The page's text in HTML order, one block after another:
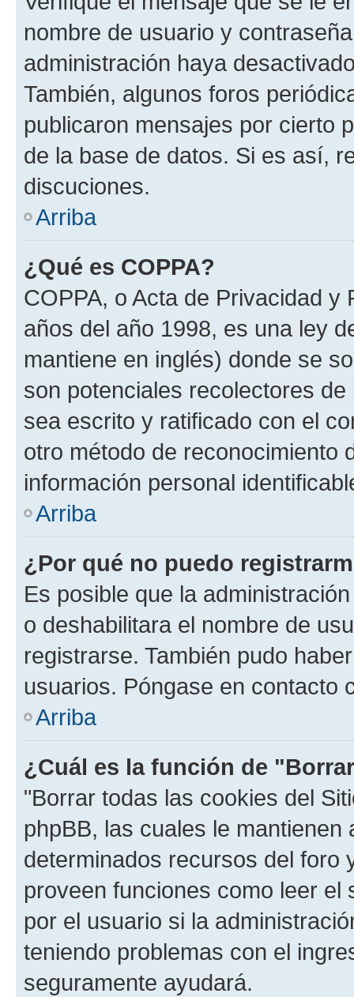
nombre de usuario y
administración haya
También, algunos foros
publicaron mensajes por cierto
de la base de datos. Si es así,
discuciones.
Arriba
¿Qué es COPPA?
COPPA, o Acta de Privacidad
años del año 1998, es una ley
mantiene en inglés) donde se
son potenciales recolectores
sea escrito y ratificado con el
otro método de reconocimiento
información personal
Arriba
¿Por qué no puedo
Es posible que la
o deshabilitara el nombre de
registrarse. También pudo
usuarios. Póngase en contacto
Arriba
¿Cuál es la función de
"Borrar todas las cookies del
phpBB, las cuales le
determinados recursos del foro
proveen funciones como leer el
por el usuario si la
teniendo problemas con el
seguramente ayudará.